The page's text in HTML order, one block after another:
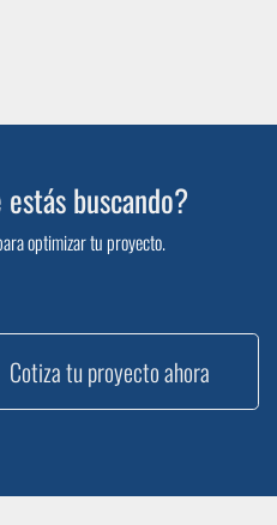
buscando?
optimizar tu proyecto.
Cotiza tu proyecto ahora